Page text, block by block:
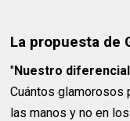
La propuesta de
"Nuestro
Cuántos glamorosos
las manos y no en